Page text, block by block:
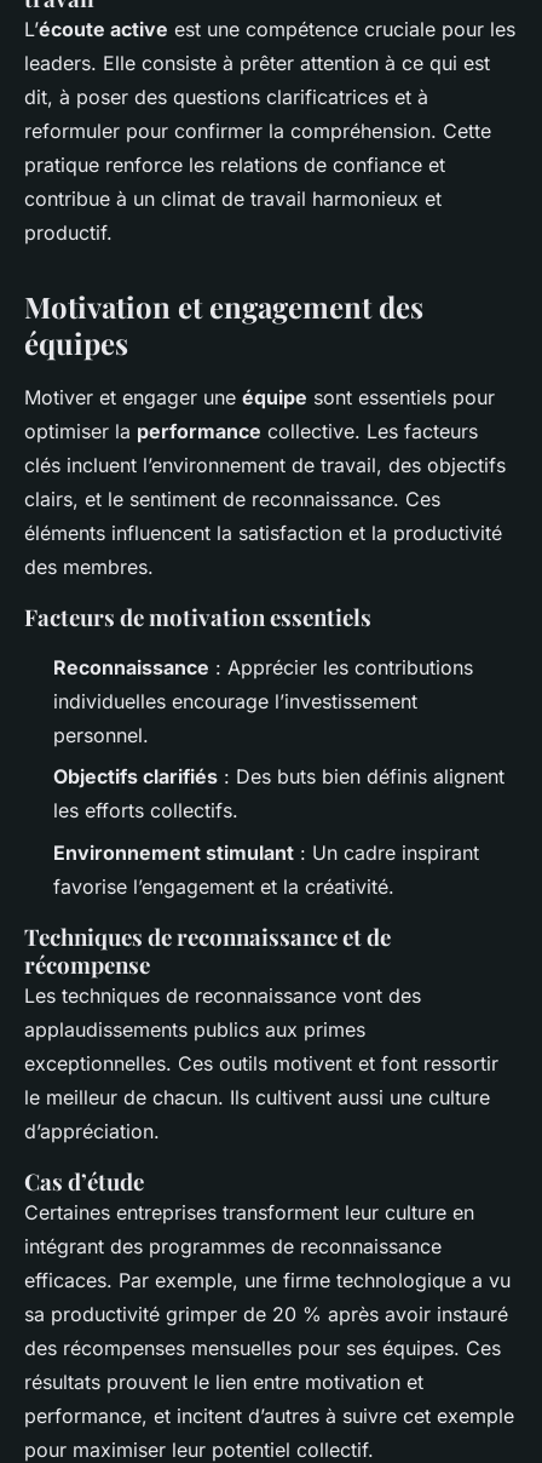
L’écoute active est une compétence cruciale pour les
leaders. Elle consiste à prêter attention à ce qui est
dit, à poser des questions clarificatrices et à
reformuler pour confirmer la compréhension. Cette
pratique renforce les relations de confiance et
contribue à un climat de travail harmonieux et
productif.
Motivation et engagement des
équipes
Motiver et engager une équipe sont essentiels pour
optimiser la performance collective. Les facteurs
clés incluent l’environnement de travail, des objectifs
clairs, et le sentiment de reconnaissance. Ces
éléments influencent la satisfaction et la productivité
des membres.
Facteurs de motivation essentiels
Reconnaissance : Apprécier les contributions
individuelles encourage l’investissement
personnel.
Objectifs clarifiés : Des buts bien définis alignent
les efforts collectifs.
Environnement stimulant : Un cadre inspirant
favorise l’engagement et la créativité.
Techniques de reconnaissance et de
récompense
Les techniques de reconnaissance vont des
applaudissements publics aux primes
exceptionnelles. Ces outils motivent et font ressortir
le meilleur de chacun. Ils cultivent aussi une culture
d’appréciation.
Cas d’étude
Certaines entreprises transforment leur culture en
intégrant des programmes de reconnaissance
efficaces. Par exemple, une firme technologique a vu
sa productivité grimper de 20 % après avoir instauré
des récompenses mensuelles pour ses équipes. Ces
résultats prouvent le lien entre motivation et
performance, et incitent d’autres à suivre cet exemple
pour maximiser leur potentiel collectif.